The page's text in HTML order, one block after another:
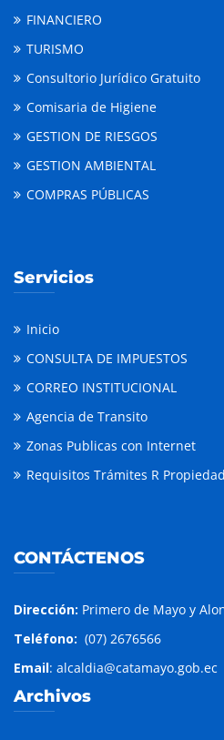
FINANCIERO
TURISMO
Consultorio Jurídico Gratuito
Comisaria de Higiene
GESTION DE RIESGOS
GESTION AMBIENTAL
COMPRAS PÚBLICAS
Servicios
Inicio
CONSULTA DE IMPUESTOS
CORREO INSTITUCIONAL
Agencia de Transito
Zonas Publicas con Internet
Requisitos Trámites R Propiedad
CONTÁCTENOS
Dirección: Primero de Mayo y
Teléfono: (07) 2676566
Email: alcaldia@catamayo.gob.ec
Archivos